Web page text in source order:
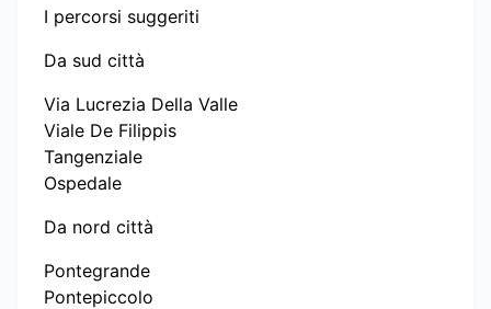
I percorsi suggeriti
Da sud città
Via Lucrezia Della Valle
Viale De Filippis
Tangenziale
Ospedale
Da nord città
Pontegrande
Pontepiccolo